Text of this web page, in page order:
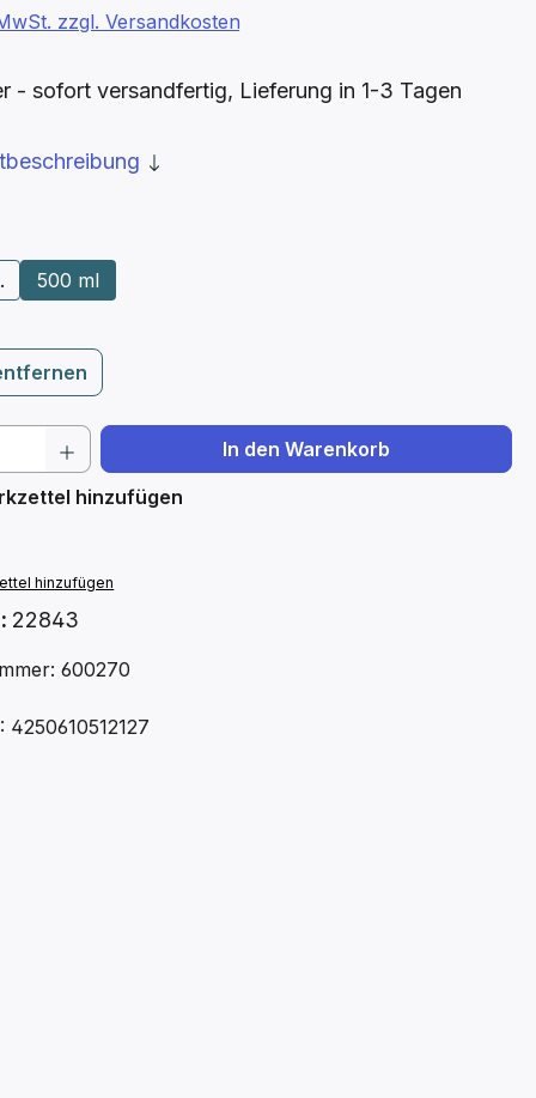
zzgl. Versandkosten
- sofort versandfertig, Lieferung in 1-3 Tagen
500 ml
Gib den gewünschten Wert
In den Warenkorb
hinzufügen
hinzufügen
22843
600270